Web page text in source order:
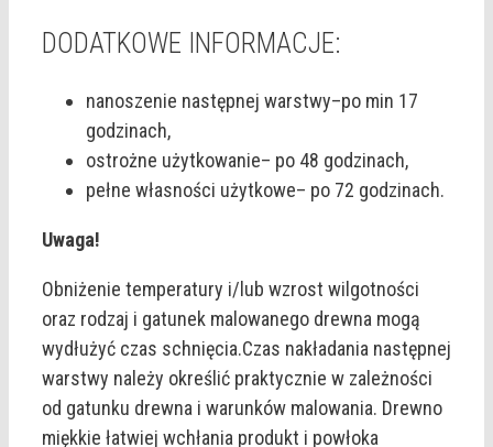
DODATKOWE INFORMACJE:
nanoszenie następnej warstwy–po min 17
godzinach,
ostrożne użytkowanie– po 48 godzinach,
pełne własności użytkowe– po 72 godzinach.
Uwaga!
Obniżenie temperatury i/lub wzrost wilgotności
oraz rodzaj i gatunek malowanego drewna mogą
wydłużyć czas schnięcia.Czas nakładania następnej
warstwy należy określić praktycznie w zależności
od gatunku drewna i warunków malowania. Drewno
miękkie łatwiej wchłania produkt i powłoka